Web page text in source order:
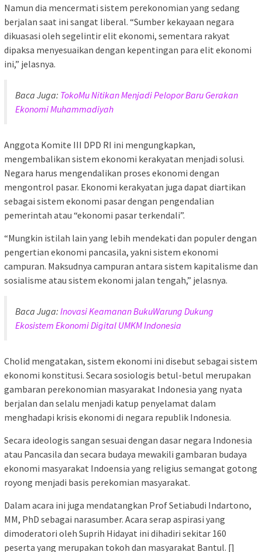
Namun dia mencermati sistem perekonomian yang sedang
berjalan saat ini sangat liberal. “Sumber kekayaan negara
dikuasasi oleh segelintir elit ekonomi, sementara rakyat
dipaksa menyesuaikan dengan kepentingan para elit ekonomi
ini,” jelasnya.
Baca Juga: TokoMu Nitikan Menjadi Pelopor Baru Gerakan
Ekonomi Muhammadiyah
Anggota Komite III DPD RI ini mengungkapkan,
mengembalikan sistem ekonomi kerakyatan menjadi solusi.
Negara harus mengendalikan proses ekonomi dengan
mengontrol pasar. Ekonomi kerakyatan juga dapat diartikan
sebagai sistem ekonomi pasar dengan pengendalian
pemerintah atau “ekonomi pasar terkendali”.
“Mungkin istilah lain yang lebih mendekati dan populer dengan
pengertian ekonomi pancasila, yakni sistem ekonomi
campuran. Maksudnya campuran antara sistem kapitalisme dan
sosialisme atau sistem ekonomi jalan tengah,” jelasnya.
Baca Juga: Inovasi Keamanan BukuWarung Dukung
Ekosistem Ekonomi Digital UMKM Indonesia
Cholid mengatakan, sistem ekonomi ini disebut sebagai sistem
ekonomi konstitusi. Secara sosiologis betul-betul merupakan
gambaran perekonomian masyarakat Indonesia yang nyata
berjalan dan selalu menjadi katup penyelamat dalam
menghadapi krisis ekonomi di negara republik Indonesia.
Secara ideologis sangan sesuai dengan dasar negara Indonesia
atau Pancasila dan secara budaya mewakili gambaran budaya
ekonomi masyarakat Indoensia yang religius semangat gotong
royong menjadi basis perekomian masyarakat.
Dalam acara ini juga mendatangkan Prof Setiabudi Indartono,
MM, PhD sebagai narasumber. Acara serap aspirasi yang
dimoderatori oleh Suprih Hidayat ini dihadiri sekitar 160
peserta yang merupakan tokoh dan masyarakat Bantul. []